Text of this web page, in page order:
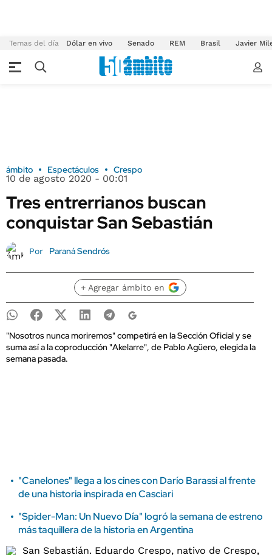
Temas del día Dólar en vivo Senado REM Brasil Javier
ámbito Espectáculos Crespo
10 de agosto 2020 - 00:01
Tres entrerrianos buscan
conquistar San Sebastián
Por Paraná Sendrós
+ Agregar ámbito en
"Nosotros nunca moriremos" competirá en la Sección Oficial y se
suma así a la coproducción "Akelarre", de Pablo Agüero, elegida la
semana pasada.
"Canelones" llega a los cines con Darío Barassi al frente
de una historia inspirada en Casciari
"Spider-Man: Un Nuevo Día" logró la semana de estreno
más taquillera de la historia en Argentina